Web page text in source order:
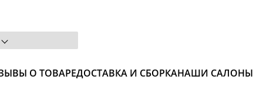
О ТОВАРЕДОСТАВКА И СБОРКАНАШИ САЛОНЫ